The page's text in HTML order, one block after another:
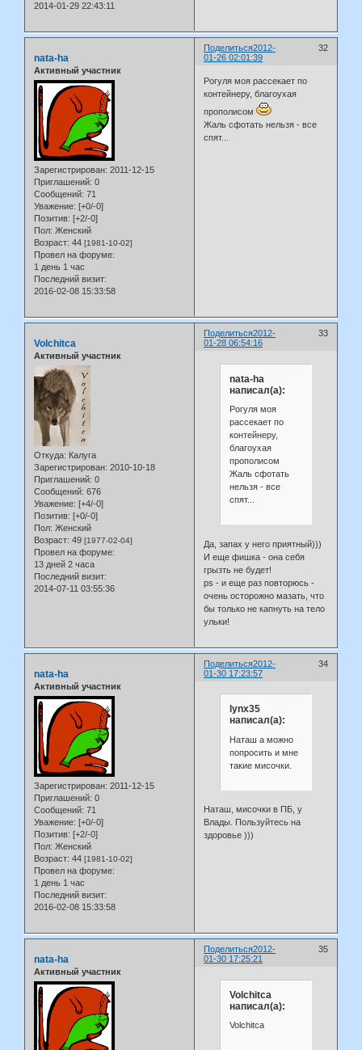
2014-01-29 22:43:11
Поделиться 32
2012-
01-26 02:01:39
nata-ha
Активный участник
Зарегистрирован: 2011-12-15
Приглашений: 0
Сообщений: 71
Уважение: [+0/-0]
Позитив: [+2/-0]
Пол: Женский
Возраст: 44 [1981-10-02]
Провел на форуме:
1 день 1 час
Последний визит:
2016-02-08 15:33:58
Рогуля моя рассекает по
контейнеру, благоухая
прополисом
Жаль сфотать нельзя - все
спят...
Поделиться 33
2012-
01-28 06:54:16
Volchitca
Активный участник
Откуда: Калуга
Зарегистрирован: 2010-10-18
Приглашений: 0
Сообщений: 676
Уважение: [+4/-0]
Позитив: [+0/-0]
Пол: Женский
Возраст: 49 [1977-02-04]
Провел на форуме:
13 дней 2 часа
Последний визит:
2014-07-11 03:55:36
nata-ha
написал(а):
Рогуля моя
рассекает по
контейнеру,
благоухая
прополисом
Жаль сфотать
нельзя - все
спят...
Да, запах у него приятный)))
И еще фишка - она себя
грызть не будет!
ps - и еще раз повторюсь -
очень осторожно мазать, что
бы только не капнуть на тело
ульки!
Поделиться 34
2012-
01-30 17:23:57
nata-ha
Активный участник
Зарегистрирован: 2011-12-15
Приглашений: 0
Сообщений: 71
Уважение: [+0/-0]
Позитив: [+2/-0]
Пол: Женский
Возраст: 44 [1981-10-02]
Провел на форуме:
1 день 1 час
Последний визит:
2016-02-08 15:33:58
lynx35
написал(а):
Наташ а можно
попросить и мне
такие мисочки.
Наташ, мисочки в ПБ, у
Влады. Пользуйтесь на
здоровье )))
Поделиться 35
2012-
01-30 17:25:21
nata-ha
Активный участник
Volchitca
написал(а):
Volchitca